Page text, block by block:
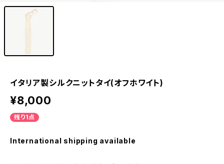
イタリア製シルクニットタイ(オフホワイト)
¥8,000
残り1点
International shipping available